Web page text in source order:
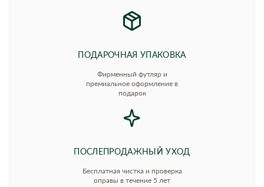
ПОДАРОЧНАЯ УПАКОВКА
Фирменный футляр и
премиальное оформление в
подарок
ПОСЛЕПРОДАЖНЫЙ УХОД
Бесплатная чистка и проверка
оправы в течение 5 лет